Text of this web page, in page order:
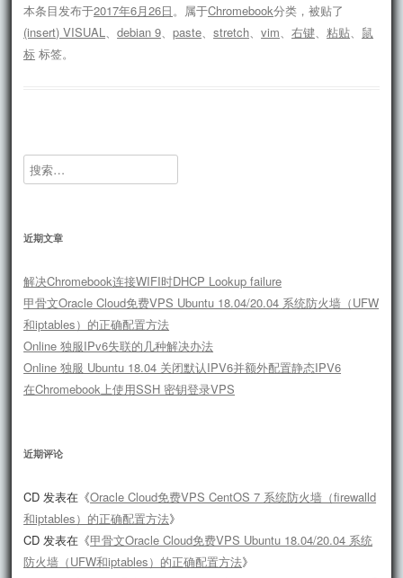
本条目发布于2017年6月26日 。属于Chromebook分类，被贴了
(insert) VISUAL
、debian 9 、paste 、stretch 、vim 、右键 粘贴
鼠
标 标签。
搜
索：
近期文章
解决Chromebook连接WIFI时DHCP Lookup failure
甲骨文Oracle Cloud免费VPS Ubuntu 18.04/20.04 系统防火墙（UFW
和iptables）的正确配置方法
Online 独服IPv6失联的几种解决办法
Online 独服 Ubuntu 18.04 关闭默认IPV6并额外配置静态IPV6
在Chromebook上使用SSH 密钥登录VPS
近期评论
CD 发表在《Oracle Cloud免费VPS CentOS 7 系统防火墙（firewalld
和iptables）的正确配置方法》
CD 发表在《甲骨文Oracle Cloud免费VPS Ubuntu 18.04/20.04 系统
防火墙（UFW和iptables）的正确配置方法》